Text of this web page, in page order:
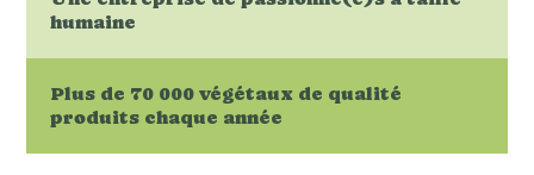
humaine
Plus de 70 000 végétaux de qualité
produits chaque année